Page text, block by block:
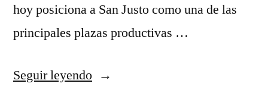
hoy posiciona a San Justo como una de las
principales plazas productivas …
Seguir leyendo